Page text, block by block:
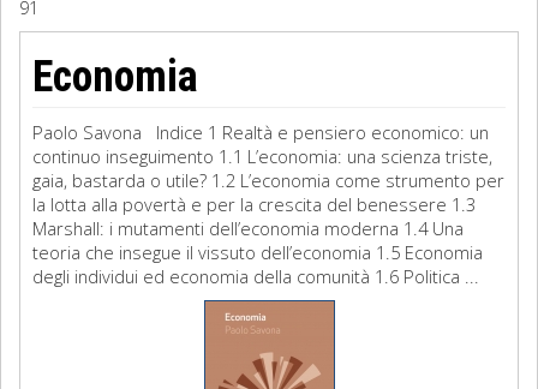
Filosofia
Storia
Matematica
Diritto
91
Economia
Paolo Savona Indice 1 Realtà e pensiero economico: un
continuo inseguimento 1.1 L’economia: una scienza triste,
gaia, bastarda o utile? 1.2 L’economia come strumento per
la lotta alla povertà e per la crescita del benessere 1.3
Marshall: i mutamenti dell’economia moderna 1.4 Una
teoria che insegue il vissuto dell’economia 1.5 Economia
degli individui ed economia della comunità 1.6 Politica ...